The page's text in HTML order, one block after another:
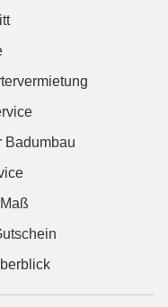
Badumbau